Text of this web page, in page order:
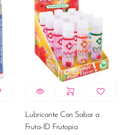
Lubricante Con Sabor a
Fruta-ID Frutopia